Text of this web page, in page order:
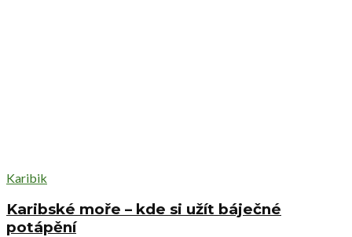
Karibik
Karibské moře – kde si užít báječné
potápění